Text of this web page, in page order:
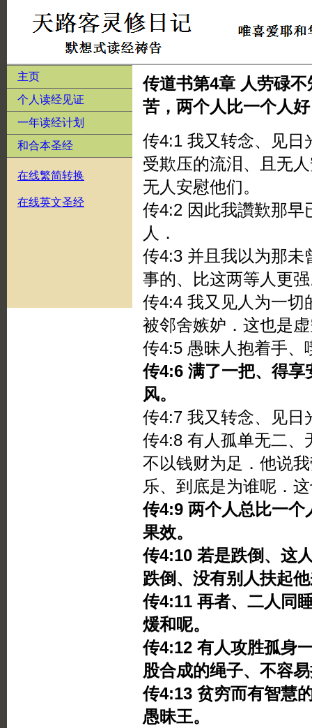
主页
个人读经见证
一年读经计划
和合本圣经
在线繁简转换
在线英文圣经
传道书第4章 人劳碌
苦，两个人比一个人好
传4:1 我又转念、见日
受欺压的流泪、且无
无人安慰他们。
传4:2 因此我讚歎那早
人．
传4:3 并且我以为那未
事的、比这两等人更
传4:4 我又见人为一切
被邻舍嫉妒．这也是
传4:5 愚昧人抱着手、
传4:6 满了一把、得享
风。
传4:7 我又转念、见日
传4:8 有人孤单无二、
不以钱财为足．他说
乐、到底是为谁呢．
传4:9 两个人总比一个
果效。
传4:10 若是跌倒、这
跌倒、没有别人扶起
传4:11 再者、二人同
煖和呢。
传4:12 有人攻胜孤身
股合成的绳子、不容
传4:13 贫穷而有智慧
愚昧王。